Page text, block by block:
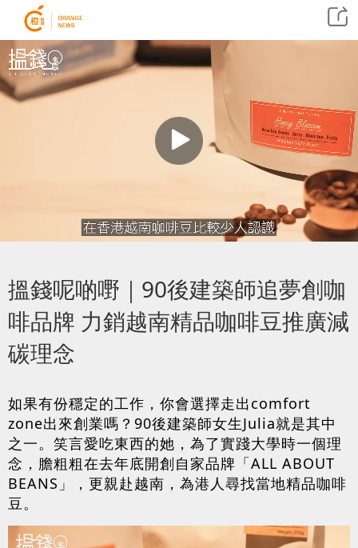
搵錢呢啲嘢｜90後建築師追夢創咖
啡品牌 力銷越南精品咖啡豆推廣減
碳理念
如果有份穩定的工作，你會選擇走出comfort
zone出來創業嗎？90後建築師女生Julia就是其中
之一。笑言愛吃東西的她，為了實踐大學時一個理
念，膽粗粗在去年底開創自家品牌「ALL ABOUT
BEANS」，更親赴越南，為港人尋找當地精品咖啡
豆。